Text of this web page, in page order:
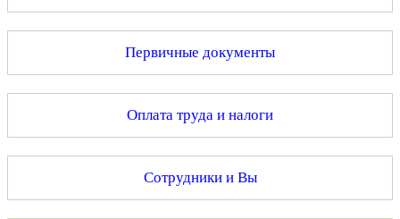
Первичные документы
Оплата труда и налоги
Сотрудники и Вы